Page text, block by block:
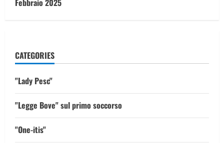
Febbraio 2025
CATEGORIES
"Lady Pesc"
"Legge Bove" sul primo soccorso
"One-itis"